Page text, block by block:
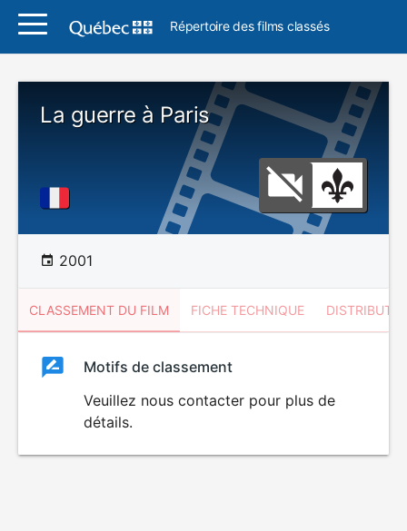
Répertoire des films classés
La guerre à Paris
2001
CLASSEMENT DU FILM FICHE TECHNIQUE
ClassementClassement
Motifs de classement
Veuillez nous contacter pour plus de
détails.